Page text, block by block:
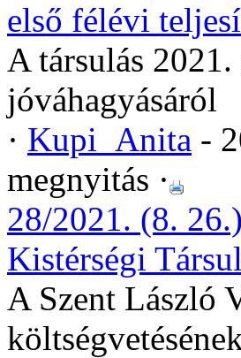
első félévi
A társulás
jóváhagyásáról
· Kupi_Anita -
megnyitás ·
28/2021. (8.
Kistérségi
A Szent László